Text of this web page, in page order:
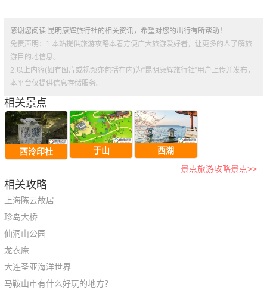
感谢您阅读 昆明康辉旅行社的相关资讯，希望对您的出行有所帮助！
免责声明：1.本站提供旅游攻略本着方便广大旅游爱好者，让更多的人了解旅
游目的地信息。
2.以上内容(如有图片或视频亦包括在内)为“昆明康辉旅行社”用户上传并发布，
本平台仅提供信息存储服务。
相关景点
西泠印社 于山
西湖
景点旅游攻略景点>>
相关攻略
上海陈云故居
珍岛大桥
仙洞山公园
龙衣庵
大连圣亚海洋世界
马鞍山市有什么好玩的地方？